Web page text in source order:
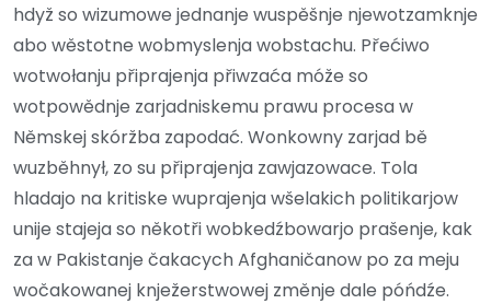
hdyž so wizumowe jednanje wuspěšnje njewotzamknje
abo wěstotne wobmyslenja wobstachu. Přećiwo
wotwołanju připrajenja přiwzaća móže so
wotpowědnje zarjadniskemu prawu procesa w
Němskej skóržba zapodać. Wonkowny zarjad bě
wuzběhnył, zo su připrajenja zawjazowace. Tola
hladajo na kritiske wuprajenja wšelakich politikarjow
unije stajeja so někotři wobkedźbowarjo prašenje, kak
za w Pakistanje čakacych Afghaničanow po za meju
wočakowanej knježerstwowej změnje dale póńdźe.